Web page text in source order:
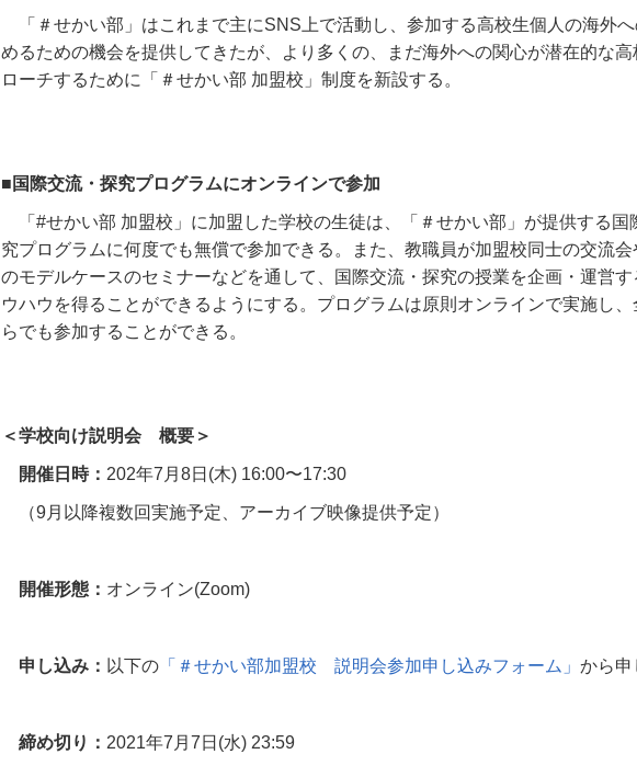
「＃せかい部」はこれまで主にSNS 上で活動し、参加する高校生個人の海外
めるための機会を提供してきたが、より多くの、まだ海外への関心が潜在的な
ローチするために「＃せかい部 加盟校」制度を新設する。
■国際交流・探究プログラムにオンラインで参加
「 #せかい部 加盟校」に加盟した学校の生徒は、「＃せかい部」が提供する国
究プログラムに何度でも無償で参加できる。また、教職員が加盟校同士の交流
のモデルケースのセミナーなどを通して、国際交流・探究の授業を企画・運営
ウハウを得ることができるようにする。プログラムは原則オンラインで実施し
らでも参加することができる。
＜学校向け説明会 概要＞
開催日時： 202年7 月 8日 (木) 16:00〜17:30
（9月以降複数回実施予定、アーカイブ映像提供予定）
開催形態： オンライン(Zoom)
申し込み： 以下の 「＃せかい部加盟校 説明会参加申し込みフォーム」 から申
締め切り： 2021年7 月 7 日 (水) 23:59